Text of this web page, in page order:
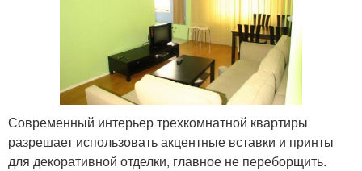
Современный интерьер трехкомнатной квартиры
разрешает использовать акцентные вставки и принты
для декоративной отделки, главное не переборщить.